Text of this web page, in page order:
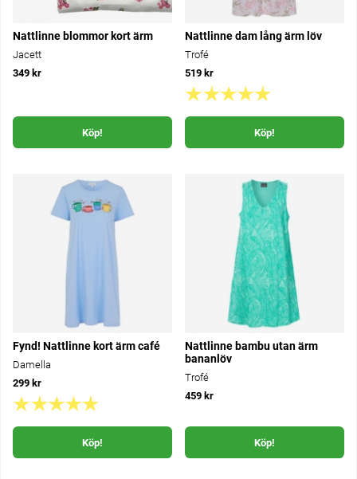
Nattlinne blommor kort ärm
Jacett
349 kr
Köp!
Nattlinne dam lång ärm löv
Trofé
519 kr
Köp!
Fynd! Nattlinne kort ärm café
Damella
299 kr
Köp!
Nattlinne bambu utan ärm
bananlöv
Trofé
459 kr
Köp!